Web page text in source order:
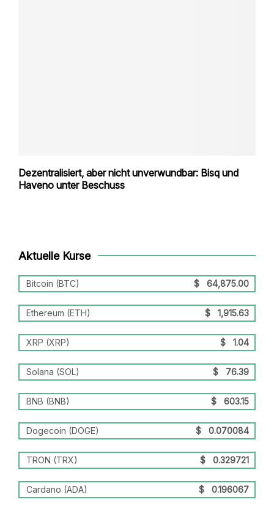
Dezentralisiert, aber nicht unverwundbar: Bisq und
Haveno unter Beschuss
Aktuelle Kurse
Bitcoin (BTC) $ 64,875.00
Ethereum (ETH) $ 1,915.63
XRP (XRP) $ 1.04
Solana (SOL) $ 76.39
BNB (BNB) $ 603.15
Dogecoin (DOGE) $ 0.070084
TRON (TRX) $ 0.329721
Cardano (ADA) $ 0.196067